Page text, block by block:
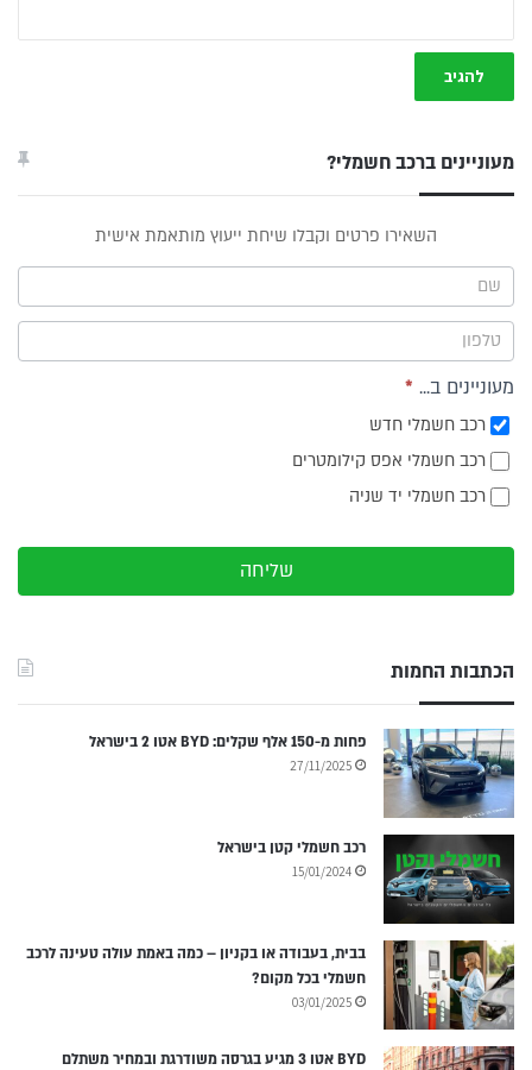
מעוניינים ברכב חשמלי?
תפריט
צד
השאירו פרטים וקבלו שיחת ייעוץ מותאמת אישית
מעוניינים ב... *
רכב חשמלי חדש
רכב חשמלי אפס קילומטרים
רכב חשמלי יד שניה
שליחה
הכתבות החמות
פחות מ-150 אלף שקלים: BYD אטו 2 בישראל
27/11/2025
רכב חשמלי קטן בישראל
15/01/2024
בבית, בעבודה או בקניון – כמה באמת עולה טעינה לרכב
חשמלי בכל מקום?
03/01/2025
BYD אטו 3 מגיע בגרסה משודרגת ובמחיר משתלם